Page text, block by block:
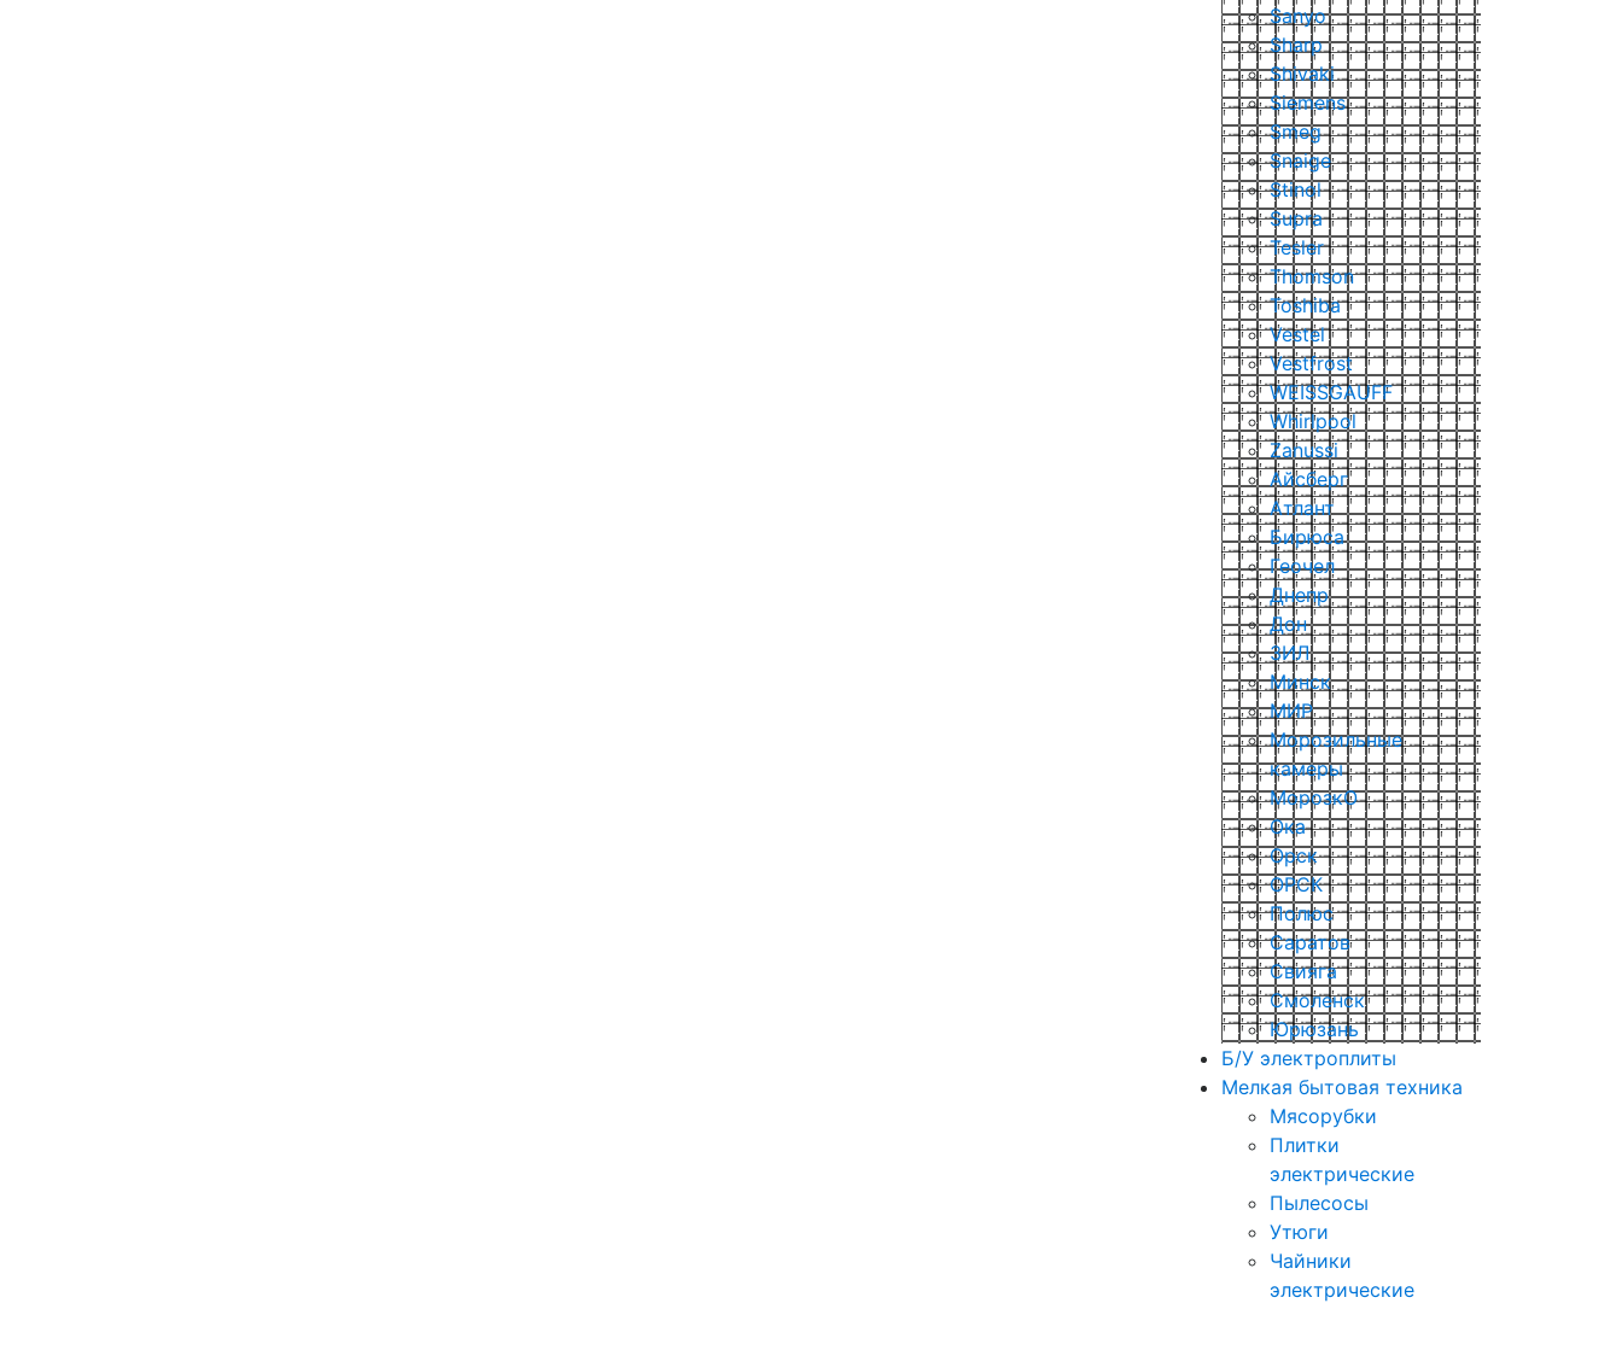
Sanyo
Sharp
Shivaki
Siemens
Smeg
Snaige
Stinol
Supra
Tesler
Thomson
Toshiba
Vestel
Vestfrost
WEISSGAUFF
Whirlpool
Zanussi
Айсберг
Атлант
Бирюса
Геочел
Днепр
Дон
ЗИЛ
Минск
МИР
Морозильные
камеры
МорозкО
Ока
Орск
ОРСК
Полюс
Саратов
Свияга
Смоленск
Юрюзань
Б/У электроплиты
Мелкая бытовая техника
Мясорубки
Плитки
электрические
Пылесосы
Утюги
Чайники
электрические